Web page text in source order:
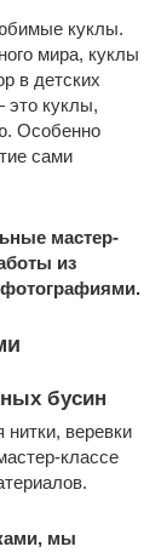
куклы.
мира, куклы
в детских
куклы,
Особенно
сами
мастер-
из
бусин
веревки
классе
мы